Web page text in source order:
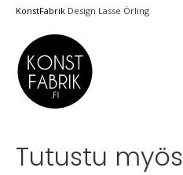
KonstFabrik Design Lasse Örling
Tutustu myös